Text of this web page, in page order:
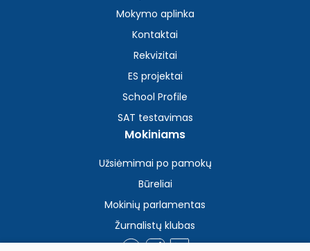
Mokymo aplinka
Kontaktai
Rekvizitai
ES projektai
School Profile
SAT testavimas
Mokiniams
Užsiėmimai po pamokų
Būreliai
Mokinių parlamentas
Žurnalistų klubas